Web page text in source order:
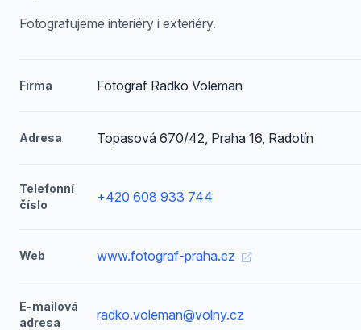
Fotografujeme interiéry i exteriéry.
Firma Fotograf Radko Voleman
Adresa Topasová 670/42, Praha 16, Radotín
Telefonní
číslo
+420 608 933 744
Web www.fotograf-praha.cz
E-mailová
adresa
radko.voleman@volny.cz